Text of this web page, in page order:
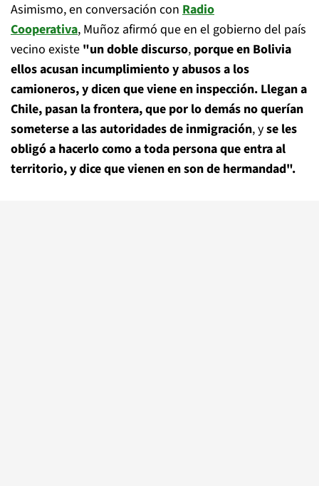
Asimismo, en conversación con Radio
Cooperativa, Muñoz afirmó que en el gobierno del país
vecino existe "un doble discurso, porque en Bolivia
ellos acusan incumplimiento y abusos a los
camioneros, y dicen que viene en inspección. Llegan a
Chile, pasan la frontera, que por lo demás no querían
someterse a las autoridades de inmigración, yse les
obligó a hacerlo como a toda persona que entra al
territorio, y dice que vienen en son de hermandad".